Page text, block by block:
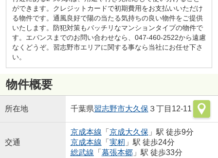
ができます。クレジットカードで初期費用をお支払いいただけ
る物件です。通風良好で陽の当たる気持ちの良い物件をご提供
いたします。防犯対策もバッチリなマンションタイプの物件で
す。エバンスまでのお問い合わせなら、047-460-2522から遠慮
なくどうぞ。習志野市エリアに関する事なら当社にお任せ下さ
い。
物件概要
所在地 千葉県習志野市大久保 ３丁目12-11
交通
京成本線 「 京成大久保 」駅 徒歩9分
京成本線 「 実籾 」駅 徒歩24分
総武線 「 幕張本郷」駅 徒歩33分